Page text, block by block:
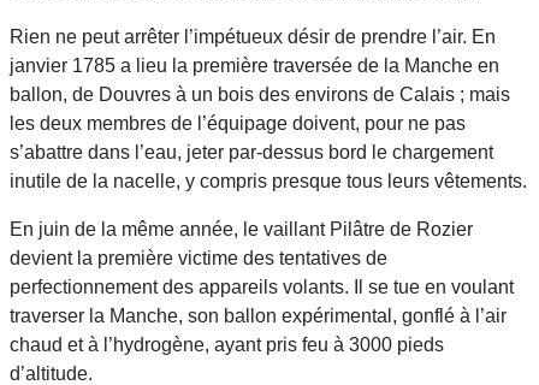
Rien ne peut arrêter l’impétueux désir de prendre l’air. En
janvier 1785 a lieu la première traversée de la Manche en
ballon, de Douvres à un bois des environs de Calais ; mais
les deux membres de l’équipage doivent, pour ne pas
s’abattre dans l’eau, jeter par-dessus bord le chargement
inutile de la nacelle, y compris presque tous leurs vêtements.
En juin de la même année, le vaillant Pilâtre de Rozier
devient la première victime des tentatives de
perfectionnement des appareils volants. Il se tue en voulant
traverser la Manche, son ballon expérimental, gonflé à l’air
chaud et à l’hydrogène, ayant pris feu à 3000 pieds
d’altitude.